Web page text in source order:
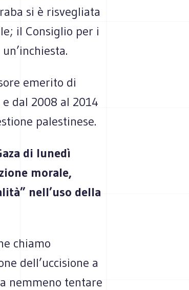
si è risvegliata
il Consiglio per i
emerito di
dal 2008 al 2014
palestinese.
di lunedì
morale,
nell’uso della
chiamo
dell’uccisione a
nemmeno tentare